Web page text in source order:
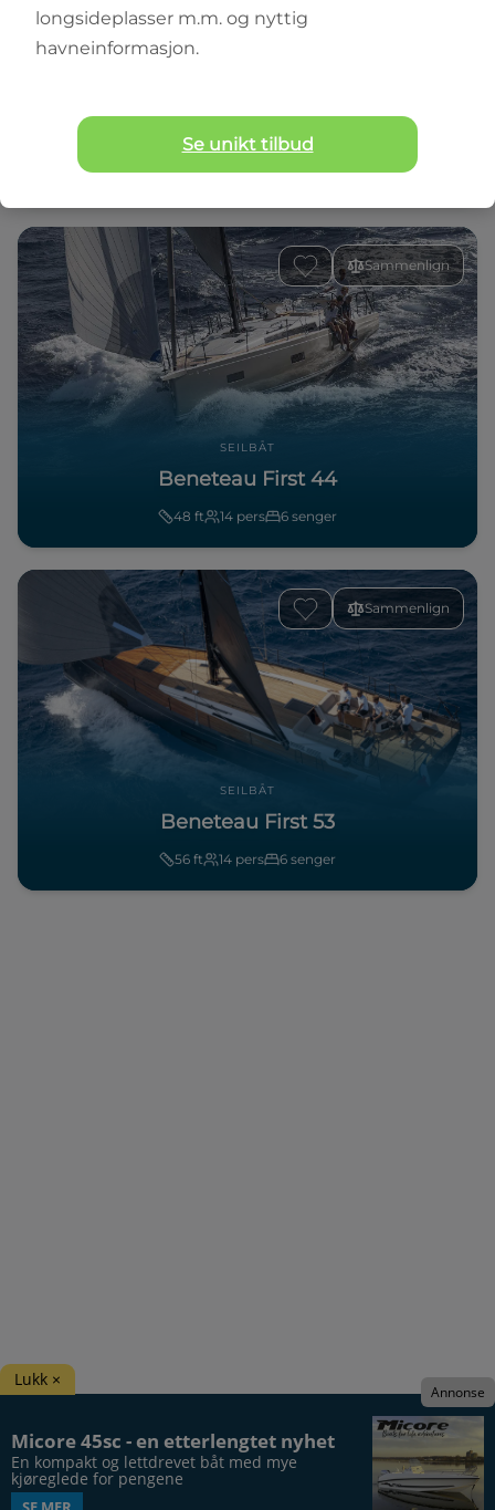
Beneteau First 36
36 ft 6 senger
Sammenlign
SEILBÅT
Beneteau First 44
48 ft 14 pers 6 senger
Sammenlign
SEILBÅT
Beneteau First 53
56 ft 14 pers 6 senger
longsideplasser m.m. og nyttig
havneinformasjon.
Se unikt tilbud
Micore 45sc - en etterlengtet nyhet
En kompakt og lettdrevet båt med mye
kjøreglede for pengene
Annonse
Lukk ×